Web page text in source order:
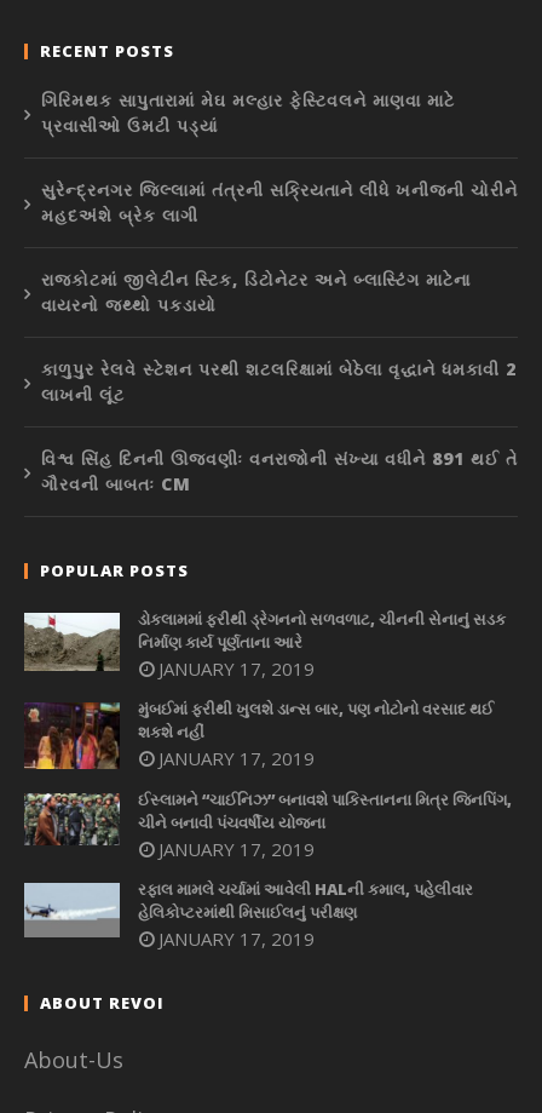
RECENT POSTS
ગિરિમથક સાપુતારામાં મેઘ મલ્હાર ફેસ્ટિવલને માણવા માટે
પ્રવાસીઓ ઉમટી પડ્યાં
સુરેન્દ્રનગર જિલ્લામાં તંત્રની સક્રિયતાને લીધે ખનીજની ચોરીને
મહદઅંશે બ્રેક લાગી
રાજકોટમાં જીલેટીન સ્ટિક, ડિટોનેટર અને બ્લાસ્ટિંગ માટેના
વાયરનો જથ્થો પકડાયો
કાળુપુર રેલવે સ્ટેશન પરથી શટલરિક્ષામાં બેઠેલા વૃદ્ધાને ધમકાવી 2
લાખની લૂંટ
વિશ્વ સિંહ દિનની ઊજવણીઃ વનરાજોની સંખ્યા વધીને 891 થઈ તે
ગૌરવની બાબતઃ CM
POPULAR POSTS
ડોકલામમાં ફરીથી ડ્રેગનનો સળવળાટ, ચીનની સેનાનું સડક
નિર્માણ કાર્ય પૂર્ણતાના આરે
JANUARY 17, 2019
મુંબઈમાં ફરીથી ખુલશે ડાન્સ બાર, પણ નોટોનો વરસાદ થઈ
શકશે નહીં
JANUARY 17, 2019
ઈસ્લામને “ચાઈનિઝ” બનાવશે પાકિસ્તાનના મિત્ર જિનપિંગ,
ચીને બનાવી પંચવર્ષીય યોજના
JANUARY 17, 2019
રફાલ મામલે ચર્ચામાં આવેલી HALની કમાલ, પહેલીવાર
હેલિકોપ્ટરમાંથી મિસાઈલનું પરીક્ષણ
JANUARY 17, 2019
ABOUT REVOI
About-Us